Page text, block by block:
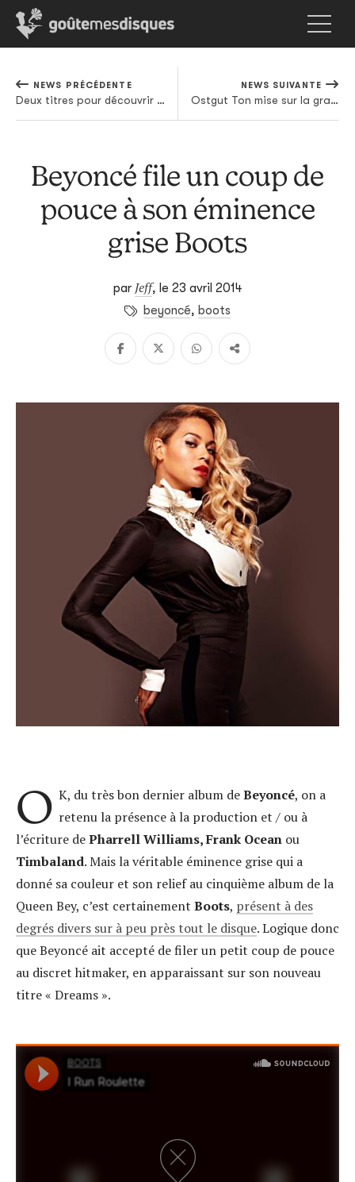
NEWS PRÉCÉDENTE
Deux titres pour découvrir la collaboration Robyn / Röyksopp
NEWS SUIVANTE
Ostgut Ton mise sur la gratuité
Beyoncé file un coup de
pouce à son éminence
grise Boots
par Jeff, le 23 avril 2014
beyoncé, boots
O K, du très bon dernier album deBeyoncé, on a
retenu la présence à la production et / ou à
l’écriture dePharrell Williams, Frank Ocean ou
Timbaland. Mais la véritable éminence grise qui a
donné sa couleur et son relief au cinquième album de la
Queen Bey, c’est certainement Boots, présent à des
degrés divers sur à peu près tout le disque. Logique donc
que Beyoncé ait accepté de filer un petit coup de pouce
au discret hitmaker, en apparaissant sur son nouveau
titre « Dreams ».